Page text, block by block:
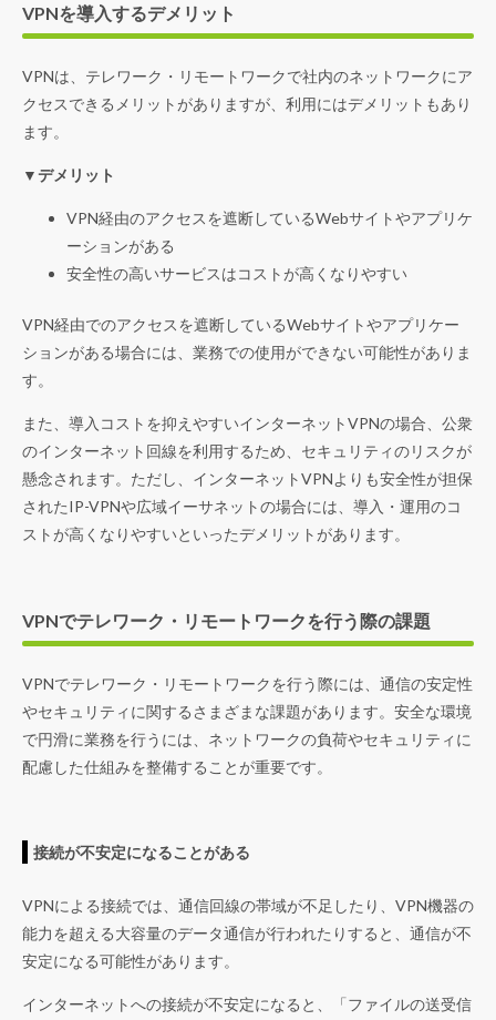
VPNを導入するデメリット
VPNは、テレワーク・リモートワークで社内のネットワークにア
クセスできるメリットがありますが、利用にはデメリットもあり
ます。
▼デメリット
VPN経由のアクセスを遮断しているWebサイトやアプリケ
ーションがある
安全性の高いサービスはコストが高くなりやすい
VPN経由でのアクセスを遮断しているWebサイトやアプリケー
ションがある場合には、業務での使用ができない可能性がありま
す。
また、導入コストを抑えやすいインターネットVPNの場合、公衆
のインターネット回線を利用するため、セキュリティのリスクが
懸念されます。ただし、インターネットVPNよりも安全性が担保
されたIP-VPNや広域イーサネットの場合には、導入・運用のコ
ストが高くなりやすいといったデメリットがあります。
VPNでテレワーク・リモートワークを行う際の課題
VPNでテレワーク・リモートワークを行う際には、通信の安定性
やセキュリティに関するさまざまな課題があります。安全な環境
で円滑に業務を行うには、ネットワークの負荷やセキュリティに
配慮した仕組みを整備することが重要です。
接続が不安定になることがある
VPNによる接続では、通信回線の帯域が不足したり、VPN機器の
能力を超える大容量のデータ通信が行われたりすると、通信が不
安定になる可能性があります。
インターネットへの接続が不安定になると、「ファイルの送受信